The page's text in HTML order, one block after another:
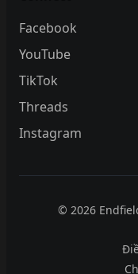
Facebook
YouTube
TikTok
Threads
Instagram
© 2026